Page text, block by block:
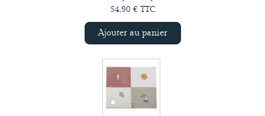
54,90 € TTC
Ajouter au panier